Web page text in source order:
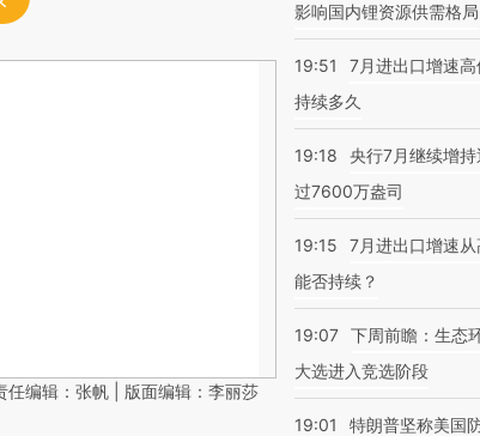
任编辑：张帆 | 版面编辑：李丽莎
影响国内锂资源供需格局
19:51
7月进出口增速
持续多久
19:18
央行7月继续增
过7600万盎司
19:15
7月进出口增速
能否持续？
19:07 下周前瞻：生态
大选进入竞选阶段
19:01
特朗普坚称美国